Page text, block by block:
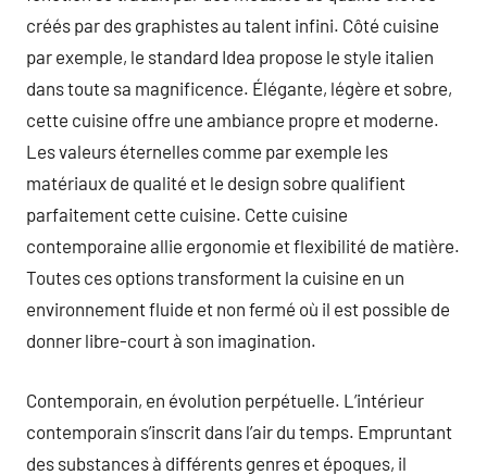
créés par des graphistes au talent infini. Côté cuisine
par exemple, le standard Idea propose le style italien
dans toute sa magnificence. Élégante, légère et sobre,
cette cuisine offre une ambiance propre et moderne.
Les valeurs éternelles comme par exemple les
matériaux de qualité et le design sobre qualifient
parfaitement cette cuisine. Cette cuisine
contemporaine allie ergonomie et flexibilité de matière.
Toutes ces options transforment la cuisine en un
environnement fluide et non fermé où il est possible de
donner libre-court à son imagination.
Contemporain, en évolution perpétuelle. L’intérieur
contemporain s’inscrit dans l’air du temps. Empruntant
des substances à différents genres et époques, il